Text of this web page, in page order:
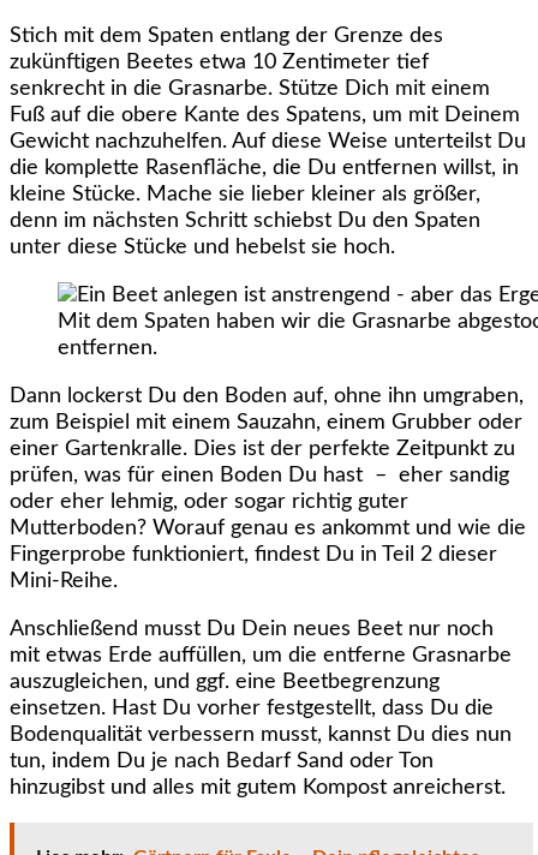
Stich mit dem Spaten entlang der Grenze des
zukünftigen Beetes etwa 10 Zentimeter tief
senkrecht in die Grasnarbe. Stütze Dich mit einem
Fuß auf die obere Kante des Spatens, um mit Deinem
Gewicht nachzuhelfen. Auf diese Weise unterteilst Du
die komplette Rasenfläche, die Du entfernen willst, in
kleine Stücke. Mache sie lieber kleiner als größer,
denn im nächsten Schritt schiebst Du den Spaten
unter diese Stücke und hebelst sie hoch.
Mit dem Spaten haben wir die Grasnarbe
entfernen.
Dann lockerst Du den Boden auf, ohne ihn umgraben,
zum Beispiel mit einem Sauzahn, einem Grubber oder
einer Gartenkralle. Dies ist der perfekte Zeitpunkt zu
prüfen, was für einen Boden Du hast – eher sandig
oder eher lehmig, oder sogar richtig guter
Mutterboden? Worauf genau es ankommt und wie die
Fingerprobe funktioniert, findest Du in Teil 2 dieser
Mini-Reihe.
Anschließend musst Du Dein neues Beet nur noch
mit etwas Erde auffüllen, um die entferne Grasnarbe
auszugleichen, und ggf. eine Beetbegrenzung
einsetzen. Hast Du vorher festgestellt, dass Du die
Bodenqualität verbessern musst, kannst Du dies nun
tun, indem Du je nach Bedarf Sand oder Ton
hinzugibst und alles mit gutem Kompost anreicherst.